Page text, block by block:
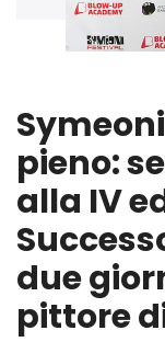
pieno:
alla IV
due
pittore